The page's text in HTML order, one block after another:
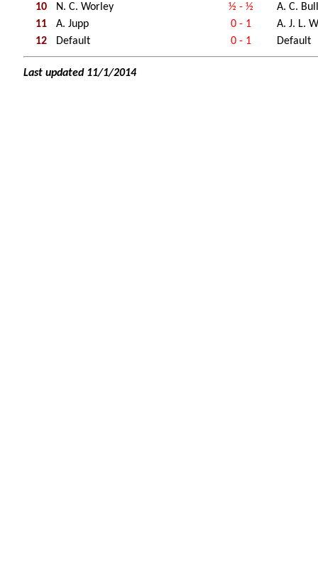
10
N. C. Worley ½ - ½
A. C.
11
A. Jupp 0 - 1
A. J. L.
12
Default 0 - 1 Default
Last updated 11/1/2014